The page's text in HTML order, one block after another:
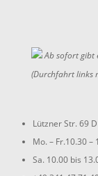
Ab sofort gibt
(Durchfahrt links
Lützner Str. 69
Mo. – Fr.10.30 –
Sa. 10.00 bis